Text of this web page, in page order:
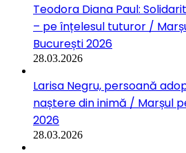
Teodora Diana Paul:
– pe înțelesul tuturor /
București 2026
28.03.2026
Larisa Negru, persoană
naștere din inimă / Marșul
2026
28.03.2026